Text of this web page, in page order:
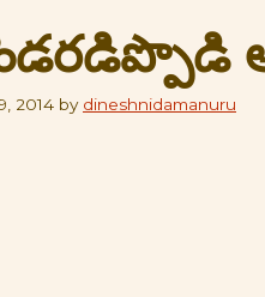
2014 by dineshnidamanuru